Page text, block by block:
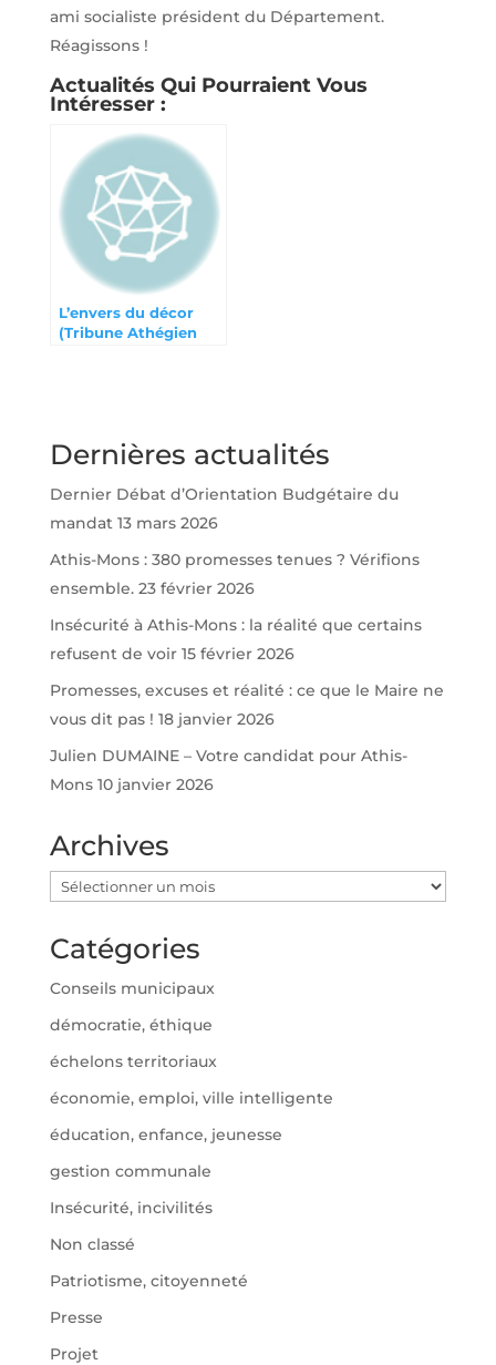
ami socialiste président du Département.
Réagissons !
Actualités Qui Pourraient Vous
Intéresser :
L’envers du décor
(Tribune Athégien
Dernières actualités
Dernier Débat d’Orientation Budgétaire du
mandat 13 mars 2026
Athis-Mons : 380 promesses tenues ? Vérifions
ensemble. 23 février 2026
Insécurité à Athis-Mons : la réalité que certains
refusent de voir 15 février 2026
Promesses, excuses et réalité : ce que le Maire ne
vous dit pas ! 18 janvier 2026
Julien DUMAINE – Votre candidat pour Athis-
Mons 10 janvier 2026
Archives
Archives
Catégories
Conseils municipaux
démocratie, éthique
échelons territoriaux
économie, emploi, ville intelligente
éducation, enfance, jeunesse
gestion communale
Insécurité, incivilités
Non classé
Patriotisme, citoyenneté
Presse
Projet